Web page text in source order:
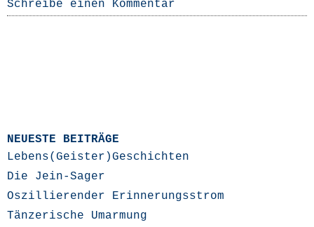
Schreibe einen Kommentar
NEUESTE BEITRÄGE
Lebens(Geister)Geschichten
Die Jein-Sager
Oszillierender Erinnerungsstrom
Tänzerische Umarmung